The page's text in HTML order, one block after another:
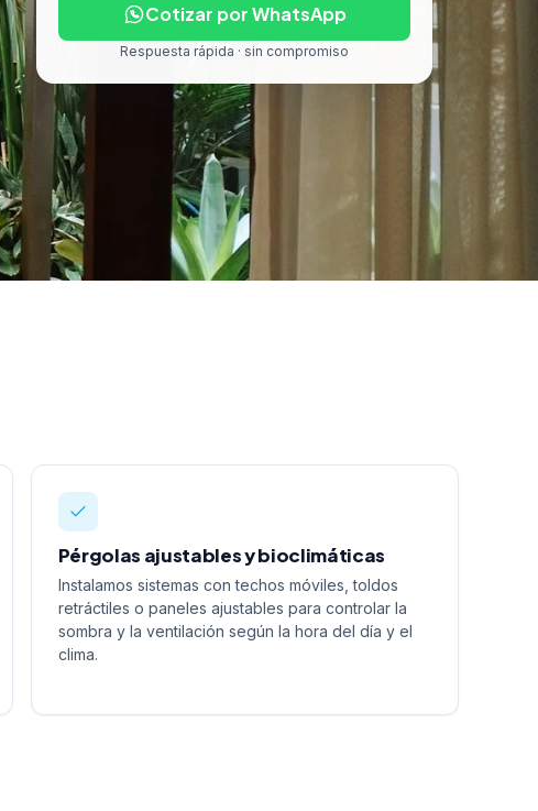
Cotizar por WhatsApp
Respuesta rápida · sin compromiso
Pérgolas ajustables y bioclimáticas
Instalamos sistemas con techos móviles, toldos
retráctiles o paneles ajustables para controlar la
sombra y la ventilación según la hora del día y el
clima.